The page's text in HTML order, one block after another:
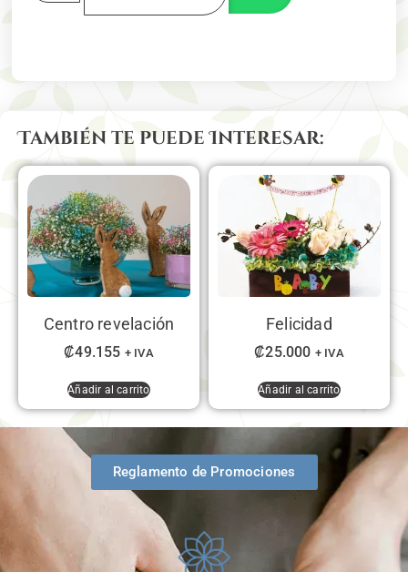
También te puede Interesar:
Centro revelación
₡49.155 + IVA
Añadir al carrito
Felicidad
₡25.000 + IVA
Añadir al carrito
Reglamento de Promociones